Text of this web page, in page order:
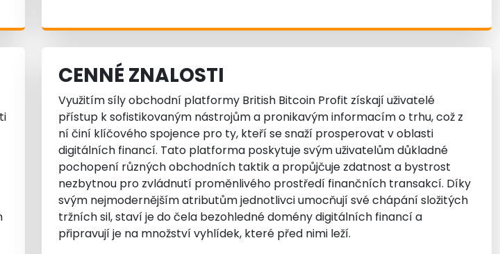
CENNÉ ZNALOSTI
Využitím síly obchodní platformy British Bitcoin Profit získají uživatelé
přístup k sofistikovaným nástrojům a pronikavým informacím o trhu, což z
ní činí klíčového spojence pro ty, kteří se snaží prosperovat v oblasti
digitálních financí. Tato platforma poskytuje svým uživatelům důkladné
pochopení různých obchodních taktik a propůjčuje zdatnost a bystrost
nezbytnou pro zvládnutí proměnlivého prostředí finančních transakcí. Díky
svým nejmodernějším atributům jednotlivci umocňují své chápání složitých
tržních sil, staví je do čela bezohledné domény digitálních financí a
připravují je na množství vyhlídek, které před nimi leží.